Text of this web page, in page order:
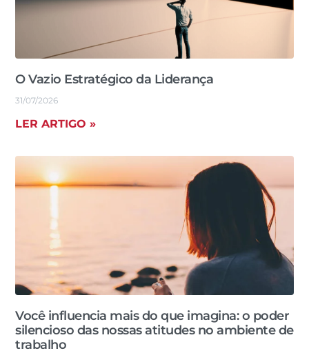
O Vazio Estratégico da Liderança
31/07/2026
LER ARTIGO »
Você influencia mais do que imagina: o poder
silencioso das nossas atitudes no ambiente de
trabalho